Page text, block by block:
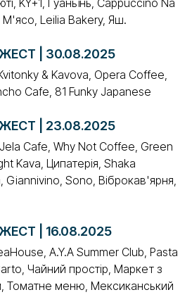
KY+1, Ґуаньїнь, Cappuccino Na
М'ясо, Leilia Bakery, Яш.
| 30.08.2025
& Kavova, Opera Coffee,
Cafe, 81 Funky Japanese
| 23.08.2025
Cafe, Why Not Coffee, Green
Kava, Ципатерія, Shaka
Giannivino, Sono, Віброкав'ярня,
| 16.08.2025
A.Y.A Summer Club, Pasta
Чайний простір, Маркет з
Томатне меню, Мексиканський